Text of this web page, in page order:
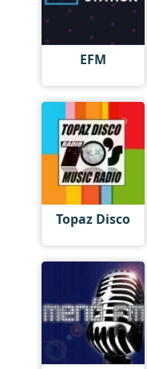
EFM
Topaz Disco